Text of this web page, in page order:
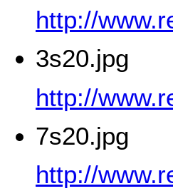
http://
3s20.jpg
http://
7s20.jpg
http://